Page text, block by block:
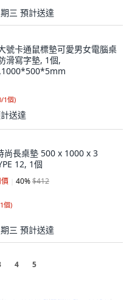
三 預計送達
號卡通鼠標墊可愛男女電腦桌
滑寫字墊, 1個,
,1000*500*5mm
1個)
送達
尚長桌墊 500 x 1000 x 3
12, 1個
40%$412
個)
三 預計送達
4 5